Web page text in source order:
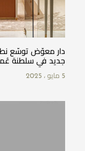
دار معوّض توسّع
جديد في سلطنة
5 مايو ، 2025